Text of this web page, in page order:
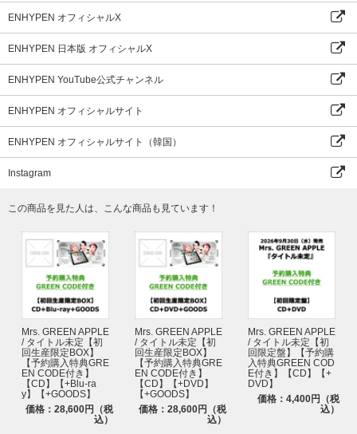
【1回目】2025年6月26日(木)18:00～7月1日(火)23:59 ★当選発表：2025年7
月4日(金)18:00
【2回目】2025年7月2日(水)0:00～7月8日(火)10:59 ★当選発表：2025年7月
11日(金)18:00
★購入者先着プレゼント
2025年7月8日(火)11:00～7月14日(月)17:59
※ご希望の特典内容をご確認の上、該当する期間内にご購入ください。購入者
ることはできません。また、購入者先着プレゼントの期間中に購入しても購入
※購入者抽選プレゼントの当選発表は、上記の時間を目途に当選者へのみUNIV
ERSAL MUSIC STORE
内にあります「お知らせ」にてご連絡い
※購入者抽選プレゼントの当選発表は当選者様にのみご連絡させていただきま
《購入者抽選プレゼント詳細》
■対象商品
宵 -YOI-【3形態セット】【購入者抽選プレゼント応募対象】
宵 -YOI-【初回限定盤A（EI ver.）】【購入者抽選プレゼント応募対象】
宵 -YOI-【初回限定盤B（EN ver.）】【購入者抽選プレゼント応募対象】
宵 -YOI-【メンバーソロジャケット盤 7形態セット】【購入者抽選プレゼン
ト応募対象】
宵 -YOI-【メンバーソロジャケット盤】【購入者抽選プレゼント応募対象】
宵 -YOI-【スペシャルボックス盤】【購入者抽選プレゼント応募対象】
※「購入者抽選プレゼント応募対象」商品販売ページ以外からご購入いただい
た場合、「購入者抽選プレゼント」の抽選対象にはなりませんのでご注意くだ
ENHYPEN オフィシャルX
ENHYPEN 日本版 オフィシャルX
ENHYPEN YouTube公式チャンネル
ENHYPEN オフィシャルサイト
ENHYPEN オフィシャルサイト（韓国）
Instagram
この商品を見た人は、こんな商品も見ています！
Mrs. GREEN APPLE
/ タイトル未定【初
回生産限定BOX】
【予約購入特典GRE
EN CODE付き】
【CD】【+Blu-ra
y】【+GOODS】
価格：28,600円（税
込）
Mrs. GREEN APPLE
/ タイトル未定【初
回生産限定BOX】
【予約購入特典GRE
EN CODE付き】
【CD】【+DVD】
【+GOODS】
価格：28,600円（税
込）
Mrs. GREEN APPLE
/ タイトル未定【初
回限定盤】【予約購
入特典GREEN COD
E付き】【CD】【+
DVD】
価格：4,400円（税
込）